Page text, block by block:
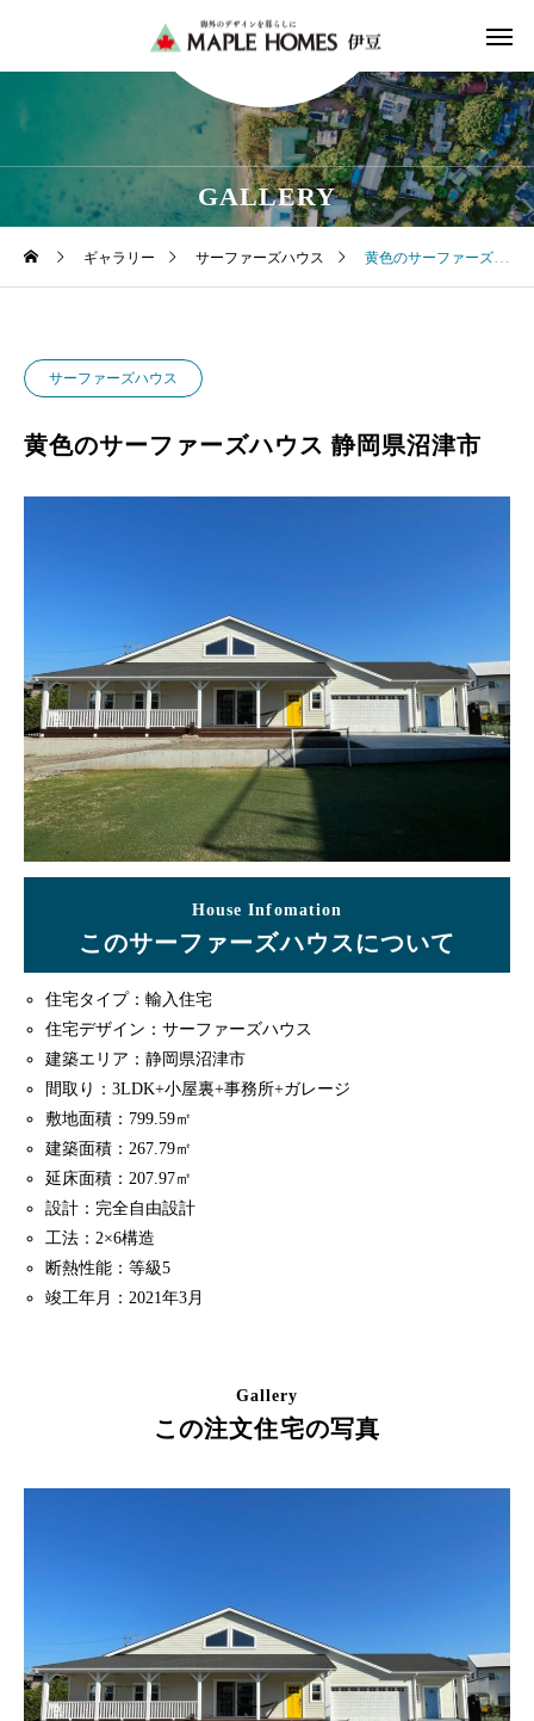
GALLERY
ギャラリー サーファーズハウス 黄色のサーファーズハウス 静岡県沼津市
サーファーズハウス
黄色のサーファーズハウス 静岡県沼津市
House Infomation
このサーファーズハウスについて
住宅タイプ：輸入住宅
住宅デザイン：サーファーズハウス
建築エリア：静岡県沼津市
間取り：3LDK+小屋裏+事務所+ガレージ
敷地面積：799.59㎡
建築面積：267.79㎡
延床面積：207.97㎡
設計：完全自由設計
工法：2×6構造
断熱性能：等級5
竣工年月：2021年3月
Gallery
この注文住宅の写真